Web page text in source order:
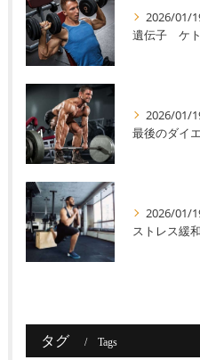
2026/01/
遺伝子 ケ
2026/01/
2026/01/
ストレス
タグ Tags